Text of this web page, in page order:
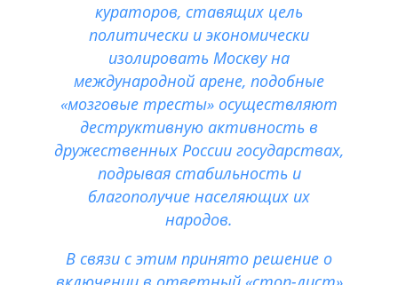
кураторов, ставящих цель
политически и экономически
изолировать Москву на
международной арене, подобные
«мозговые тресты» осуществляют
деструктивную активность в
дружественных России государствах,
подрывая стабильность и
благополучие населяющих их
народов.
В связи с этим принято решение о